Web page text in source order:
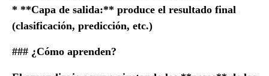
* **Capa de salida:** produce el resultado final
(clasificación, predicción, etc.)
### ¿Cómo aprenden?